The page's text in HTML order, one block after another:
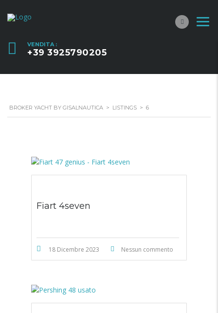
VENDITA :
+39 3925790205
BROKER YACHT BY GISALNAUTICA > LISTINGS > 6
Fiart 4seven
18 Dicembre 2023 Nessun commento